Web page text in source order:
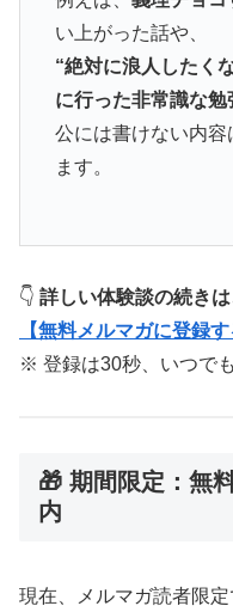
い上がった話や、
“絶対に浪人したく
に行った非常識な勉
公には書けない内
ます。
👇 詳しい体験談の続き
【無料メルマガに登録す
※ 登録は30秒、いつで
🎁 期間限定：無
内
現在、メルマガ読者限定